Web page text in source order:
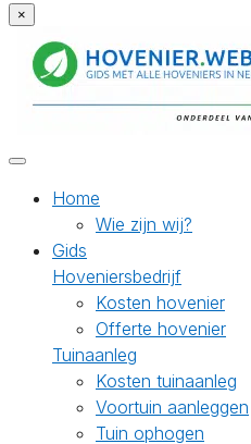
×
Home
Wie zijn wij?
Gids
Hoveniersbedrijf
Kosten hovenier
Offerte hovenier
Tuinaanleg
Kosten tuinaanleg
Voortuin aanleggen
Tuin ophogen